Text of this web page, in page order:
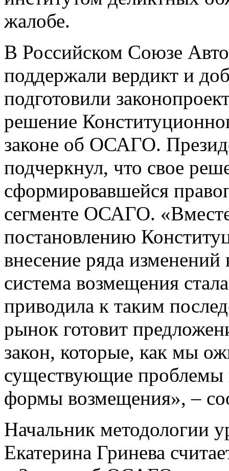
жалобе.
В Российском Союзе
поддержали вердикт и
подготовили
решение
законе об ОСАГО.
подчеркнул, что свое
сформировавшейся
сегменте ОСАГО.
постановлению
внесение ряда
система возмещения
приводила к таким
рынок готовит
закон, которые, как мы
существующие проблемы
формы возмещения», –
Начальник методологии
Екатерина Гринева